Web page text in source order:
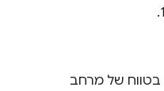
של מרחב